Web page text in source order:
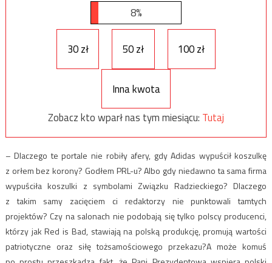
8%
30 zł 50 zł 100 zł
Inna kwota
Zobacz kto wparł nas tym miesiącu: Tutaj
– Dlaczego te portale nie robiły afery, gdy Adidas wypuścił koszulkę
z orłem bez korony? Godłem PRL-u? Albo gdy niedawno ta sama firma
wypuściła koszulki z symbolami Związku Radzieckiego? Dlaczego
z takim samy zacięciem ci redaktorzy nie punktowali tamtych
projektów? Czy na salonach nie podobają się tylko polscy producenci,
którzy jak Red is Bad, stawiają na polską produkcję, promują wartości
patriotyczne oraz siłę tożsamościowego przekazu?A może komuś